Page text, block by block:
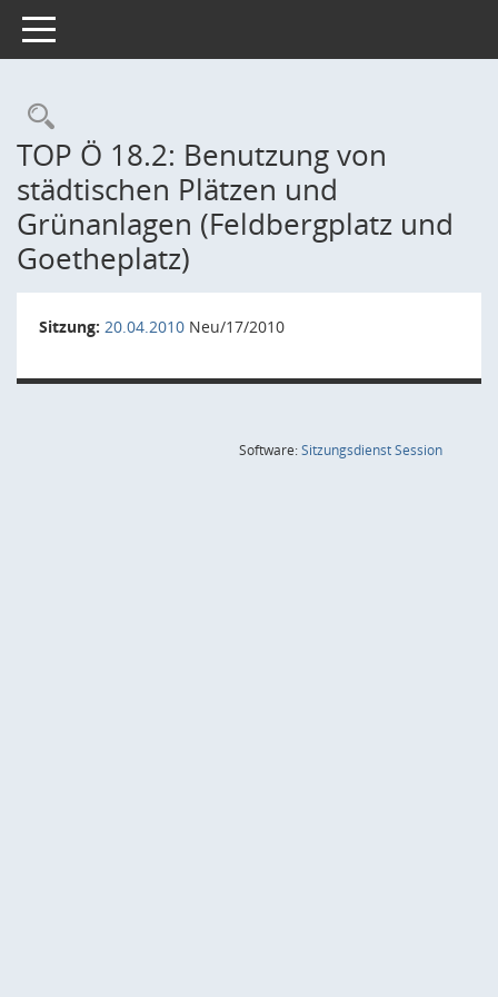
Toggle navigation
Rechercheauswahl
TOP Ö 18.2: Benutzung von
städtischen Plätzen und
Grünanlagen (Feldbergplatz und
Goetheplatz)
Sitzung: 20.04.2010 Neu/17/2010
Software:SitzungsdienstSession(Wird in